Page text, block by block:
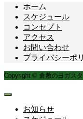
ホーム
スケジュール
コンセプト
アクセス
お問い合わせ
プライバシーポ
Copyright © 倉敷のヨガス
お知らせ